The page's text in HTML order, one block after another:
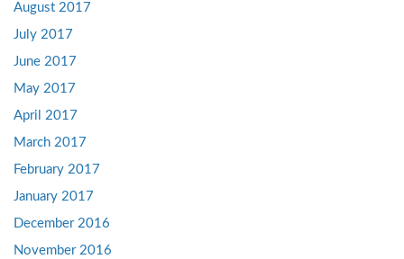
August 2017
July 2017
June 2017
May 2017
April 2017
March 2017
February 2017
January 2017
December 2016
November 2016